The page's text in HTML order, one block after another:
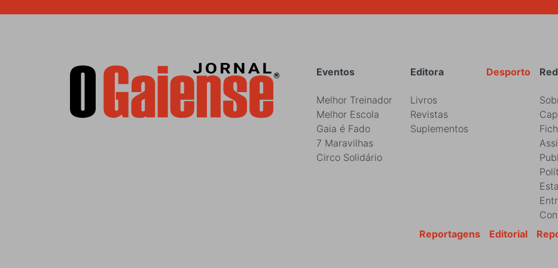
Rodapé Desporto
Editora
Livros
Revistas
Suplementos
Eventos
Melhor Treinador
Melhor Escola
Gaia é Fado
7 Maravilhas
Circo Solidário
Editorial
Reportagens